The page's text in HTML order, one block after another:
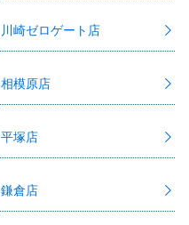
川崎ゼロゲート店
相模原店
平塚店
鎌倉店